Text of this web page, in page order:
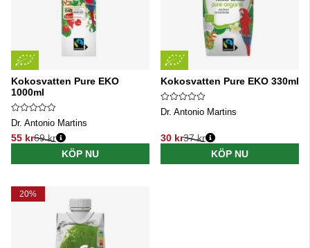
Kokosvatten Pure EKO
1000ml
Dr. Antonio Martins
55 kr
Ordinarie pris:
69 kr
KÖP NU
Kokosvatten Pure EKO 330ml
Dr. Antonio Martins
30 kr
Ordinarie pris:
37 kr
KÖP NU
20%